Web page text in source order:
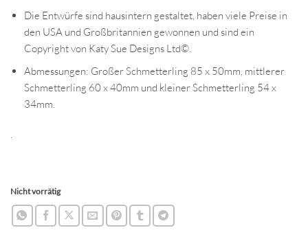
Die Entwürfe sind hausintern gestaltet, haben viele Preise in
den USA und Großbritannien gewonnen und sind ein
Copyright von Katy Sue Designs Ltd©.
Abmessungen: Großer Schmetterling 85 x 50mm, mittlerer
Schmetterling 60 x 40mm und kleiner Schmetterling 54 x
34mm.
Nicht vorrätig